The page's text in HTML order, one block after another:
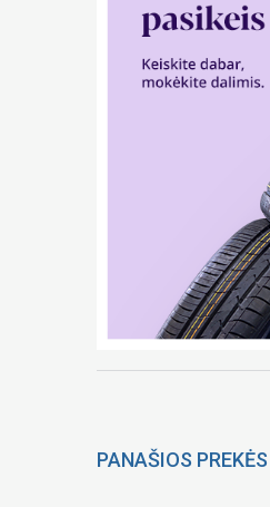
PANAŠIOS PREKĖS